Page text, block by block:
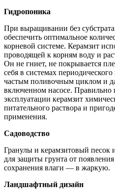
Гидропоника
При выращивании без
обеспечить оптимальное
корневой системе. Керамзит
проводящей к корням воду и
Он не гниет, не покрывается
себя в системах
частым поливочным циклом и
включенном насосе. Правильно
эксплуатации керамзит
питательного раствора и
применения.
Садоводство
Гранулы и керамзитовый песок
для защиты грунта от
сохранения влаги — в жаркую.
Ландшафтный дизайн